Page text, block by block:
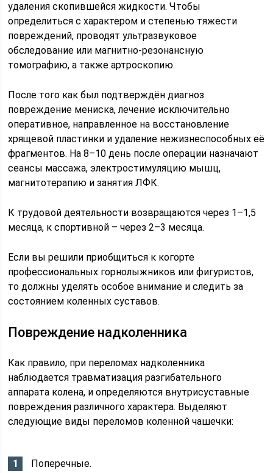
удаления скопившейся жидкости. Чтобы
определиться с характером и степенью тяжести
повреждений, проводят ультразвуковое
обследование или магнитно-резонансную
томографию, а также артроскопию.
После того как был подтверждён диагноз
повреждение мениска, лечение исключительно
оперативное, направленное на восстановление
хрящевой пластинки и удаление нежизнеспособных её
фрагментов. На 8–10 день после операции назначают
сеансы массажа, электростимуляцию мышц,
магнитотерапию и занятия ЛФК.
К трудовой деятельности возвращаются через 1–1,5
месяца, к спортивной – через 2–3 месяца.
Если вы решили приобщиться к когорте
профессиональных горнолыжников или фигуристов,
то должны уделять особое внимание и следить за
состоянием коленных суставов.
Повреждение надколенника
Как правило, при переломах надколенника
наблюдается травматизация разгибательного
аппарата колена, и определяются внутрисуставные
повреждения различного характера. Выделяют
следующие виды переломов коленной чашечки:
Поперечные.